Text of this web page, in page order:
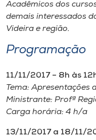
Museu
Store
Selecione
o idioma
Acadêmicos dos
demais interessados
Videira e região.
Programação
11/11/2017 – 8h às
Tema: Apresentações
Ministrante: Profª
Carga horária: 4 h/a
13/11/2017 a 18/11/